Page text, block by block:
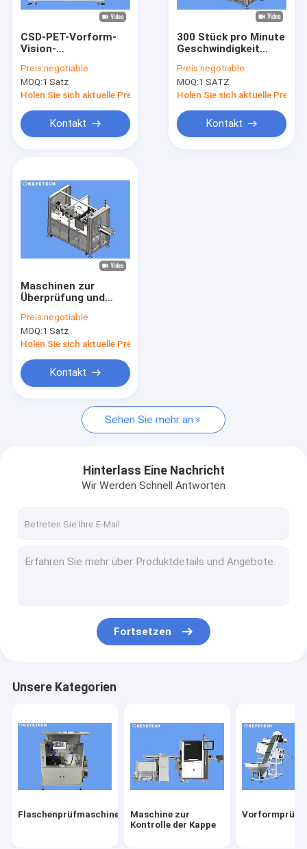
Produkte
Über uns
Fabrik-Ausflug
Nachrichten
Fordern Sie ein Zitat
Flaschenprüfmaschine
Vorformprüfmaschine
IML-Inspektionsmaschine
CSD-PET-Vorform-
Vision-
Optikkamera-
Prüfmaschine
Preis:negotiable
MOQ:1 Satz
Holen Sie sich aktuelle Preis
Kontakt
300 Stück pro Minute
Geschwindigkeit
Vorform Vision
Inspection System
Preis:negotiable
MOQ:1 SATZ
Holen Sie sich aktuelle Preis
Kontakt
Maschinen zur
Überprüfung und
Oberdichtungen,
Karosserie,
Spritzgate für PET-
Preis:negotiable
MOQ:1 Satz
Holen Sie sich aktuelle Preis
Kontakt
Sehen Sie mehr an
Hinterlass Eine Nachricht
Wir Werden Schnell Antworten
Fortsetzen
Unsere Kategorien
Flaschenprüfmaschine
Maschine zur
Kontrolle der Kappe